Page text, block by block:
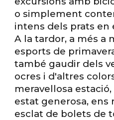
o simplement
intens dels prats en
A la tardor, a més a
esports de
també gaudir dels
ocres i d'altres
meravellosa
estat generosa, ens
esclat de bolets de